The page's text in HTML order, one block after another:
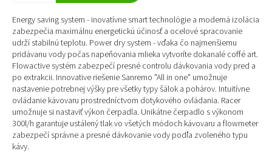
Energy saving system - inovatívne smart technológie a moderná izolácia
zabezpečia maximálnu energetickú účinosť a ocelové spracovanie
udrží stabilnú teplotu. Power dry system - vďaka čo najmenšiemu
pridávanu vody počas napeňovania mlieka vytvoríte dokanalé coffé art.
Flowactive systém zabezpečí presné controlu dávkovania vody pred a
po extrakcii. Innovative riešenie Sanremo "All in one" umožnuje
nastavenie potrebnej výšky pre všetky typy šálok a pohárov. Intuitívne
ovládanie kávovaru prostredníctvom dotykového ovládania. Racer
umožnuje si nastaviť výkon čerpadla. Unikátne čerpadlo s výkonom
300l/h garantuje ustálený tlak vo všetých módoch kávovaru a flowmeter
zabezpečí správne a presné dávkovanie vody podľa zvoleného typu
kávy.